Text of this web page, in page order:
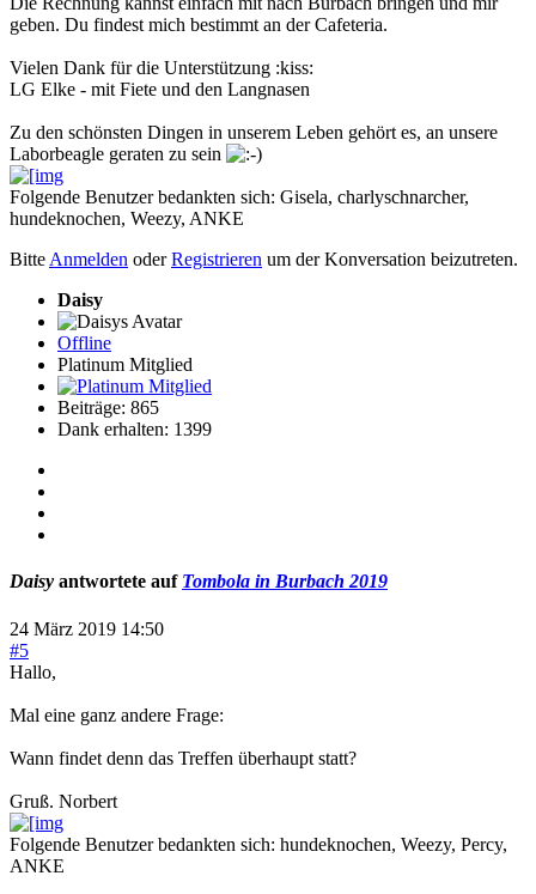
geben. Du findest mich bestimmt an der Cafeteria.
Vielen Dank für die Unterstützung :kiss:
LG Elke - mit Fiete und den Langnasen
Zu den schönsten Dingen in unserem Leben gehört es, an unsere
Laborbeagle geraten zu sein
Folgende Benutzer bedankten sich: Gisela, charlyschnarcher,
hundeknochen, Weezy, ANKE
Bitte Anmelden oderRegistrieren um der Konversation beizutreten.
Daisy
Offline
Platinum Mitglied
Beiträge: 865
Dank erhalten: 1399
Daisy antwortete auf Tombola in Burbach 2019
24 März 2019 14:50
#5
Hallo,
Mal eine ganz andere Frage:
Wann findet denn das Treffen überhaupt statt?
Gruß. Norbert
Folgende Benutzer bedankten sich: hundeknochen, Weezy, Percy,
ANKE